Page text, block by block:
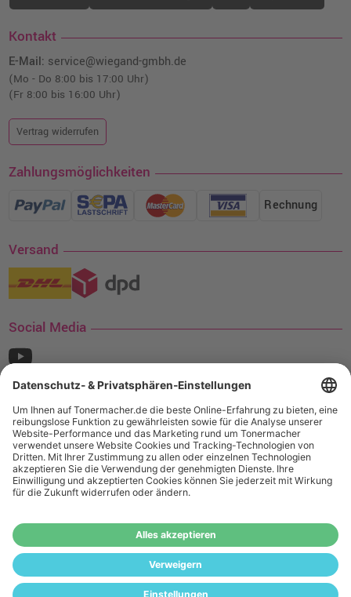
Kontakt
E-Mail: service@wiegand-gmbh.de
(Mo - Do 8:00 bis 17:00 Uhr)
(Fr 8:00 bis 16:00 Uhr)
Vertrag widerrufen
Zahlungsmöglichkeiten
Rechnung
Versand
Social Media
¹ Nur gültig für den Versand innerhalb Deutschlands. Befindet sich ein Warenwert
von mindestens 35€ (inkl. Mwst.) an Ampertec Artikeln in Ihrem Warenkorb, ist der
Versand für Sie kostenfrei.
Das Angebot von tonermacher.de richtet sich
nicht an Wiederverkäufer. Wenn Sie Wiederverkäufer sind,